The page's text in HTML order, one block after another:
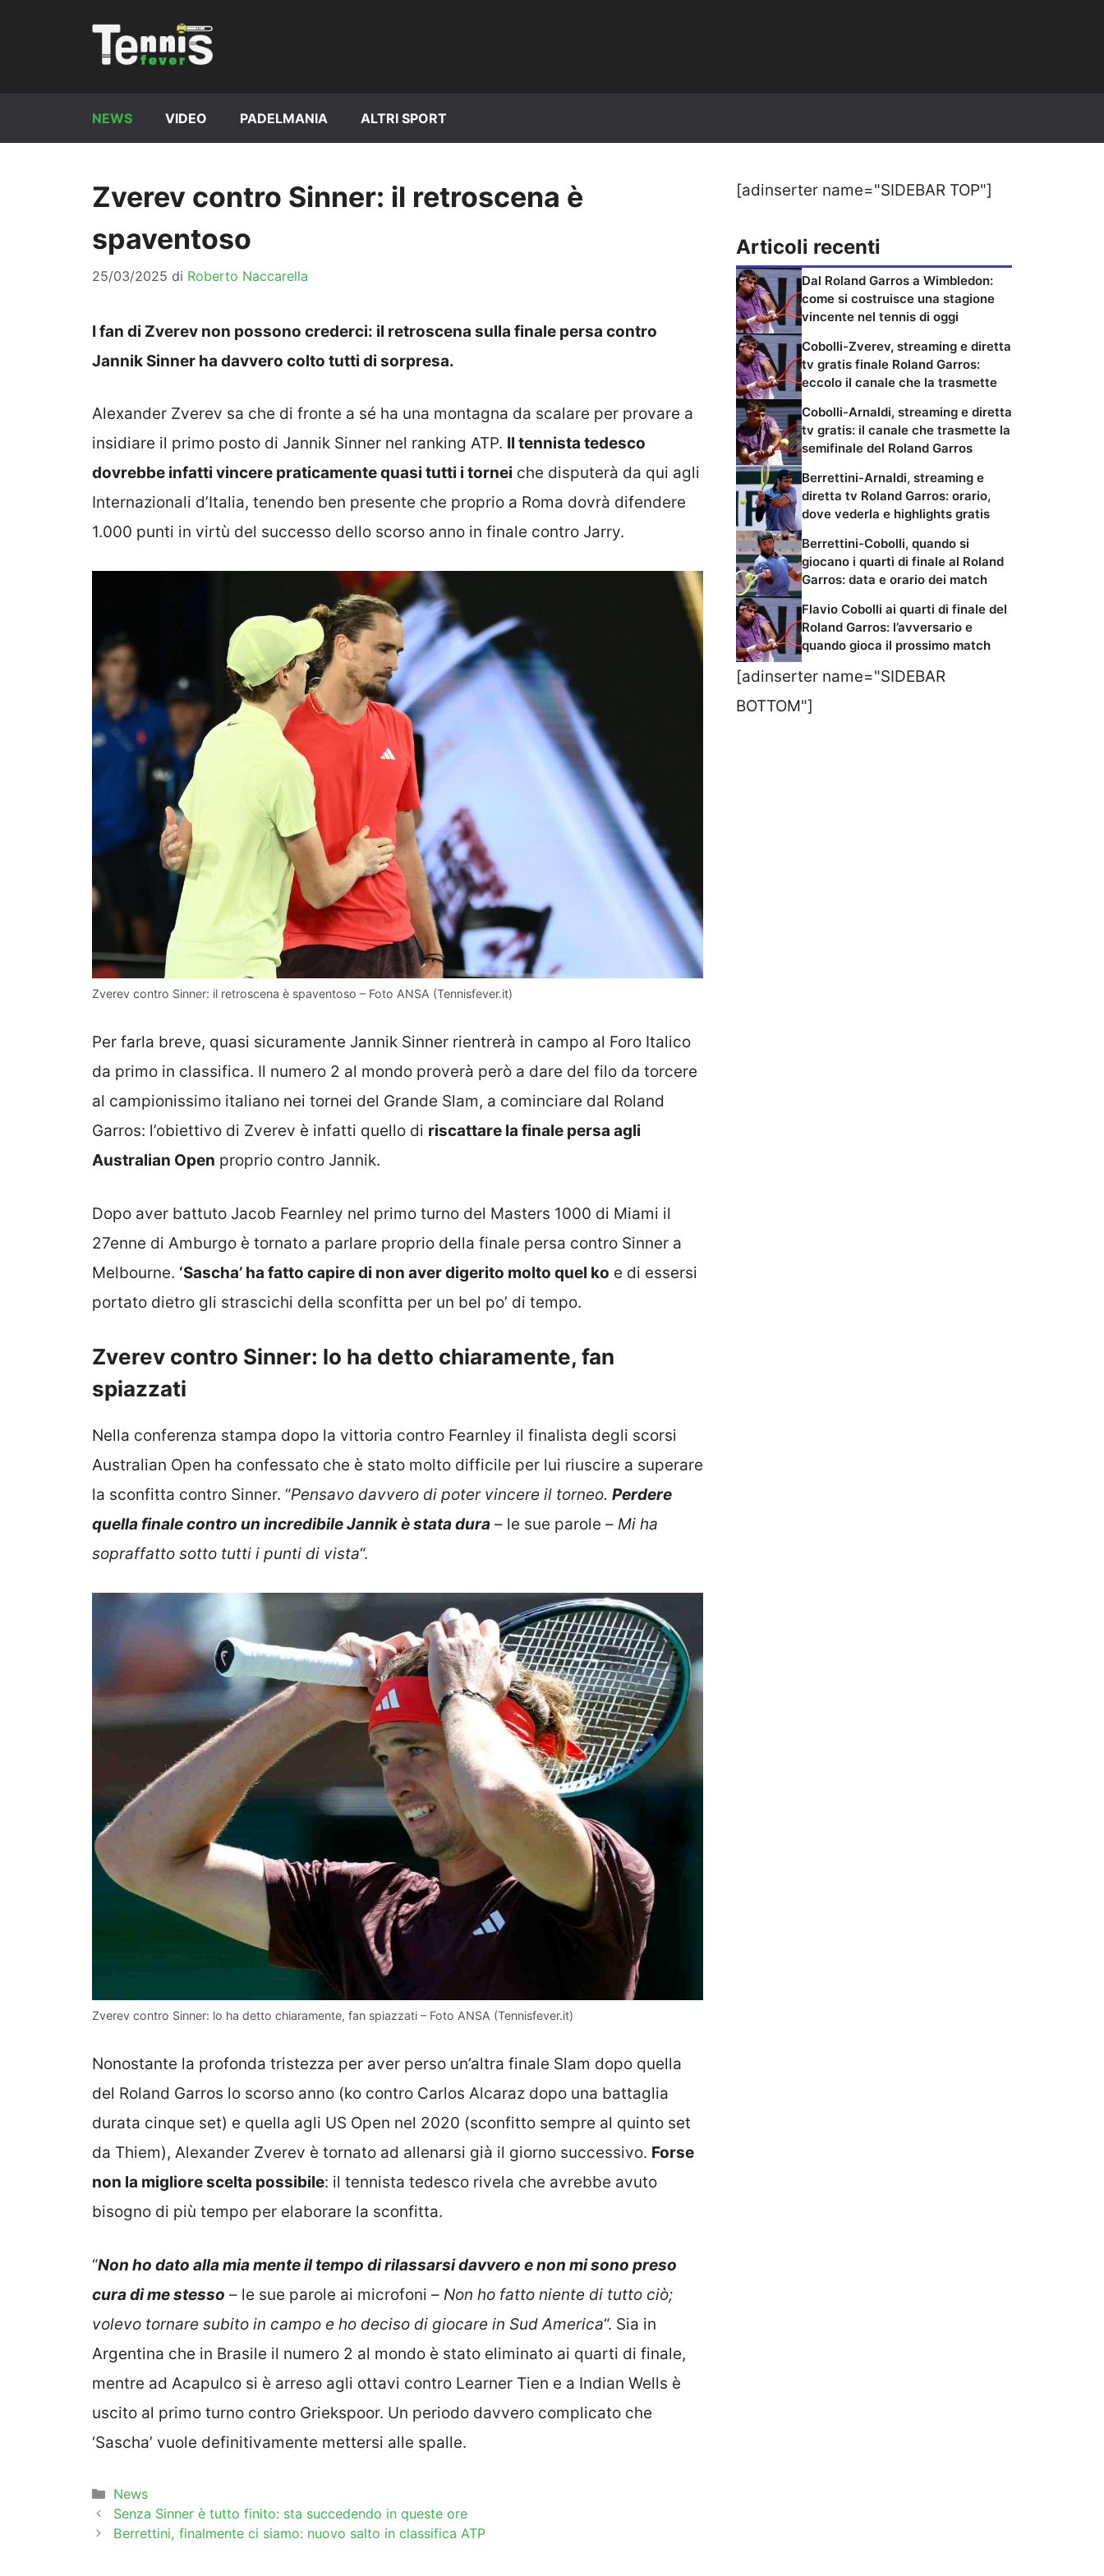
NEWS VIDEO PADELMANIA ALTRI SPORT
Zverev contro Sinner: il retroscena è
spaventoso
25/03/2025 di Roberto Naccarella
I fan di Zverev non possono crederci: il retroscena sulla finale persa contro
Jannik Sinner ha davvero colto tutti di sorpresa.
Alexander Zverev sa che di fronte a sé ha una montagna da scalare per provare a
insidiare il primo posto di Jannik Sinner nel ranking ATP. Il tennista tedesco
dovrebbe infatti vincere praticamente quasi tutti i tornei che disputerà da qui agli
Internazionali d’Italia, tenendo ben presente che proprio a Roma dovrà difendere
1.000 punti in virtù del successo dello scorso anno in finale contro Jarry.
Zverev contro Sinner: il retroscena è spaventoso – Foto ANSA (Tennisfever.it)
Per farla breve, quasi sicuramente Jannik Sinner rientrerà in campo al Foro Italico
da primo in classifica. Il numero 2 al mondo proverà però a dare del filo da torcere
al campionissimo italiano nei tornei del Grande Slam, a cominciare dal Roland
Garros: l’obiettivo di Zverev è infatti quello di riscattare la finale persa agli
Australian Open proprio contro Jannik.
Dopo aver battuto Jacob Fearnley nel primo turno del Masters 1000 di Miami il
27enne di Amburgo è tornato a parlare proprio della finale persa contro Sinner a
Melbourne. ‘Sascha’ ha fatto capire di non aver digerito molto quel ko e di essersi
portato dietro gli strascichi della sconfitta per un bel po’ di tempo.
Zverev contro Sinner: lo ha detto chiaramente, fan
spiazzati
Nella conferenza stampa dopo la vittoria contro Fearnley il finalista degli scorsi
Australian Open ha confessato che è stato molto difficile per lui riuscire a superare
la sconfitta contro Sinner. “Pensavo davvero di poter vincere il torneo. Perdere
quella finale contro un incredibile Jannik è stata dura – le sue parole – Mi ha
sopraffatto sotto tutti i punti di vista“.
Zverev contro Sinner: lo ha detto chiaramente, fan spiazzati – Foto ANSA (Tennisfever.it)
Nonostante la profonda tristezza per aver perso un’altra finale Slam dopo quella
del Roland Garros lo scorso anno (ko contro Carlos Alcaraz dopo una battaglia
durata cinque set) e quella agli US Open nel 2020 (sconfitto sempre al quinto set
da Thiem), Alexander Zverev è tornato ad allenarsi già il giorno successivo. Forse
non la migliore scelta possibile: il tennista tedesco rivela che avrebbe avuto
bisogno di più tempo per elaborare la sconfitta.
“Non ho dato alla mia mente il tempo di rilassarsi davvero e non mi sono preso
cura di me stesso – le sue parole ai microfoni – Non ho fatto niente di tutto ciò;
volevo tornare subito in campo e ho deciso di giocare in Sud America“. Sia in
Argentina che in Brasile il numero 2 al mondo è stato eliminato ai quarti di finale,
mentre ad Acapulco si è arreso agli ottavi contro Learner Tien e a Indian Wells è
uscito al primo turno contro Griekspoor. Un periodo davvero complicato che
‘Sascha’ vuole definitivamente mettersi alle spalle.
Categorie
News
Senza Sinner è tutto finito: sta succedendo in queste ore
Berrettini, finalmente ci siamo: nuovo salto in classifica ATP
[adinserter name="SIDEBAR TOP"]
Articoli recenti
Dal Roland Garros a Wimbledon:
come si costruisce una stagione
vincente nel tennis di oggi
Cobolli-Zverev, streaming e diretta
tv gratis finale Roland Garros:
eccolo il canale che la trasmette
Cobolli-Arnaldi, streaming e diretta
tv gratis: il canale che trasmette la
semifinale del Roland Garros
Berrettini-Arnaldi, streaming e
diretta tv Roland Garros: orario,
dove vederla e highlights gratis
Berrettini-Cobolli, quando si
giocano i quarti di finale al Roland
Garros: data e orario dei match
Flavio Cobolli ai quarti di finale del
Roland Garros: l’avversario e
quando gioca il prossimo match
[adinserter name="SIDEBAR
BOTTOM"]